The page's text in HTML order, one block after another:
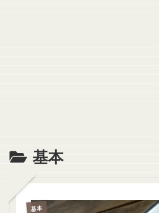
基本
基本